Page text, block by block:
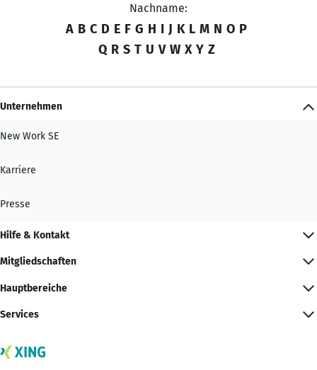
Nachname:
A B C D E F G H I J K L M N O P
Q R S T U V W X Y Z
Unternehmen
New Work SE
Karriere
Presse
Hilfe & Kontakt
Mitgliedschaften
Hauptbereiche
Services